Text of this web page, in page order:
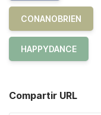
CONANOBRIEN
HAPPYDANCE
Compartir URL